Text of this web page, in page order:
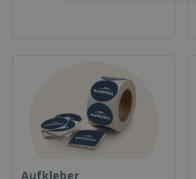
Aufkleber